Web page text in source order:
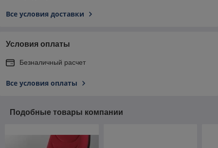
Все условия доставки
Условия оплаты
Безналичный расчет
Все условия оплаты
Подобные товары компании